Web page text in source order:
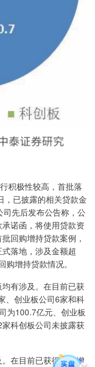
积极性较高，首批落
，已披露的相关贷款金
先后发布公告称，公
诺函，将使用贷款资
回购增持贷款案例，
落地，涉及金额超
增持贷款情况。
有涉及。在目前已获
、创业板公司6家和科
为100.7亿元、创业板
科创板公司未披露获
在目前已获得回购增